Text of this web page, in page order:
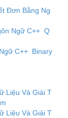
Đơn Bằng Ng
Ngữ C++ Q
C++ Binary
Liệu Và Giải T
Liệu Và Giải T